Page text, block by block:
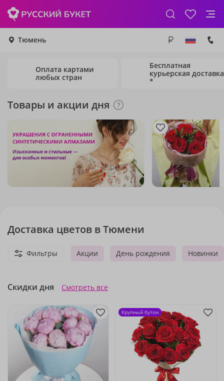
Тюмень
Оплата картами
любых стран
Бесплатная
курьерская доставка
*
Товары и акции дня
Доставка цветов в Тюмени
Акции День рождения Новинки
Фильтры
Скидки дня Смотреть все
Крупный бутон